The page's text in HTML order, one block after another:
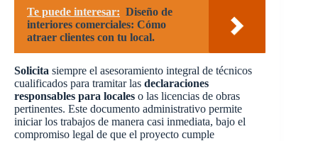
Te puede interesar: Diseño de
interiores comerciales: Cómo
atraer clientes con tu local.
Solicita siempre el asesoramiento integral de técnicos
cualificados para tramitar las declaraciones
responsables para locales o las licencias de obras
pertinentes. Este documento administrativo permite
iniciar los trabajos de manera casi inmediata, bajo el
compromiso legal de que el proyecto cumple